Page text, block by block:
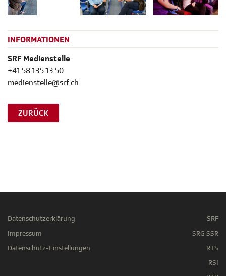
INFORMATIONEN
SRF Medienstelle
+41 58 135 13 50
medienstelle@srf.ch
ZURÜCK
Datenschutzerklärung
Impressum
Datenschutz-Einstellungen
SRF
SRG SSR
RTS
RSI